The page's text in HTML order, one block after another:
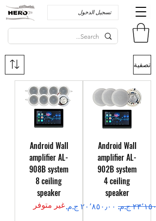
تسجيل الدخول
تصفية
Android Wall
amplifier AL-
902B system
4 ceiling
speaker
عادي
سعر البيع
Android Wall
amplifier AL-
908B system
8 ceiling
speaker
غير متوفر